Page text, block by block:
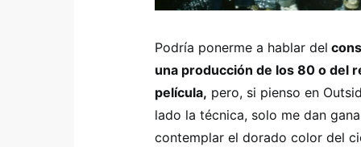
Podría ponerme a hablar del
una producción de los 80 o del
película, pero, si pienso en
lado la técnica, solo me dan
contemplar el dorado color del